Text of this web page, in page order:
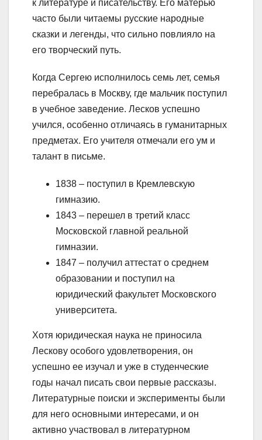
к литературе и писательству. Его матерью
часто были читаемы русские народные
сказки и легенды, что сильно повлияло на
его творческий путь.
Когда Сергею исполнилось семь лет, семья
перебралась в Москву, где мальчик поступил
в учебное заведение. Лесков успешно
учился, особенно отличаясь в гуманитарных
предметах. Его учителя отмечали его ум и
талант в письме.
1838 – поступил в Кремлевскую
гимназию.
1843 – перешел в третий класс
Московской главной реальной
гимназии.
1847 – получил аттестат о среднем
образовании и поступил на
юридический факультет Московского
университета.
Хотя юридическая наука не приносила
Лескову особого удовлетворения, он
успешно ее изучал и уже в студенческие
годы начал писать свои первые рассказы.
Литературные поиски и эксперименты были
для него основными интересами, и он
активно участвовал в литературном